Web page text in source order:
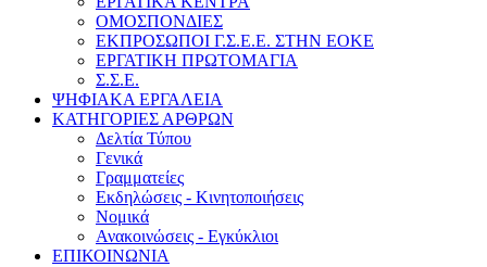
ΟΜΟΣΠΟΝΔΙΕΣ
ΕΚΠΡΟΣΩΠΟΙ Γ.Σ.Ε.Ε. ΣΤΗΝ ΕΟΚΕ
ΕΡΓΑΤΙΚΗ ΠΡΩΤΟΜΑΓΙΑ
Σ.Σ.Ε.
ΨΗΦΙΑΚΑ ΕΡΓΑΛΕΙΑ
ΚΑΤΗΓΟΡΙΕΣ ΑΡΘΡΩΝ
Δελτία Τύπου
Γενικά
Γραμματείες
Εκδηλώσεις - Κινητοποιήσεις
Νομικά
Ανακοινώσεις - Εγκύκλιοι
ΕΠΙΚΟΙΝΩΝΙΑ